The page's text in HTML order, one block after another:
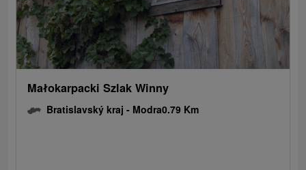
Małokarpacki Szlak Winny
Bratislavský kraj - Modra0.79 Km